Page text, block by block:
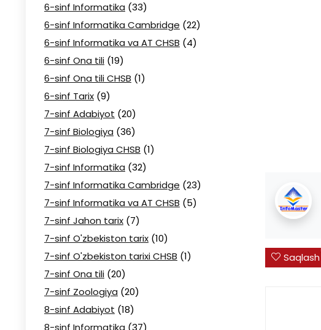
Saqlash
6-sinf Informatika (33)
6-sinf Informatika Cambridge (22)
6-sinf Informatika va AT CHSB (4)
6-sinf Ona tili (19)
6-sinf Ona tili CHSB (1)
6-sinf Tarix (9)
7-sinf Adabiyot (20)
7-sinf Biologiya (36)
7-sinf Biologiya CHSB (1)
7-sinf Informatika (32)
7-sinf Informatika Cambridge (23)
7-sinf Informatika va AT CHSB (5)
7-sinf Jahon tarix (7)
7-sinf O'zbekiston tarix (10)
7-sinf O'zbekiston tarixi CHSB (1)
7-sinf Ona tili (20)
7-sinf Zoologiya (20)
8-sinf Adabiyot (18)
8-sinf Informatika (37)